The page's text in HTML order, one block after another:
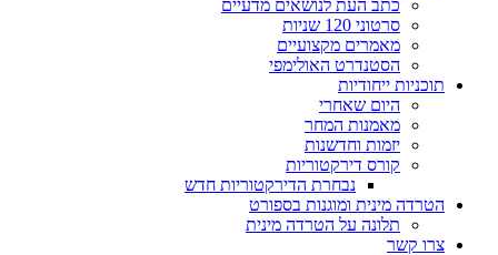
כתב העת לנושאים מדעיים
סרטוני 120 שניות
מאמרים מקצועיים
הסטנדרט האולימפי
תוכניות ייחודיות
היום שאחרי
מאמנות המחר
יזמות וחדשנות
קורס דירקטוריות
נבחרת הדירקטוריות חדש
הטרדה מינית ומוגנות בספורט
תלונה על הטרדה מינית
צרו קשר